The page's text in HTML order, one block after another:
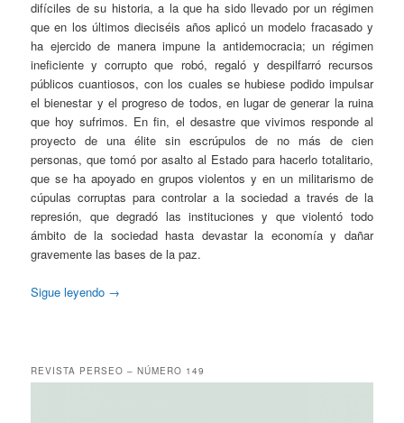
difíciles de su historia, a la que ha sido llevado por un régimen
que en los últimos dieciséis años aplicó un modelo fracasado y
ha ejercido de manera impune la antidemocracia; un régimen
ineficiente y corrupto que robó, regaló y despilfarró recursos
públicos cuantiosos, con los cuales se hubiese podido impulsar
el bienestar y el progreso de todos, en lugar de generar la ruina
que hoy sufrimos. En fin, el desastre que vivimos responde al
proyecto de una élite sin escrúpulos de no más de cien
personas, que tomó por asalto al Estado para hacerlo totalitario,
que se ha apoyado en grupos violentos y en un militarismo de
cúpulas corruptas para controlar a la sociedad a través de la
represión, que degradó las instituciones y que violentó todo
ámbito de la sociedad hasta devastar la economía y dañar
gravemente las bases de la paz.
Sigue leyendo →
REVISTA PERSEO – NÚMERO 149